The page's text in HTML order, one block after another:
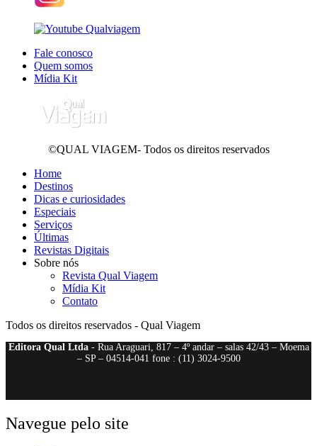
Fale conosco
Quem somos
Mídia Kit
©QUAL VIAGEM- Todos os direitos reservados
Home
Destinos
Dicas e curiosidades
Especiais
Serviços
Últimas
Revistas Digitais
Sobre nós
Revista Qual Viagem
Mídia Kit
Contato
Todos os direitos reservados - Qual Viagem
Editora Qual Ltda- Rua Araguari, 817 – 4º andar – salas 42/43 – Moema
– SP – 04514-041 fone : (11) 3024-9500
Navegue pelo site